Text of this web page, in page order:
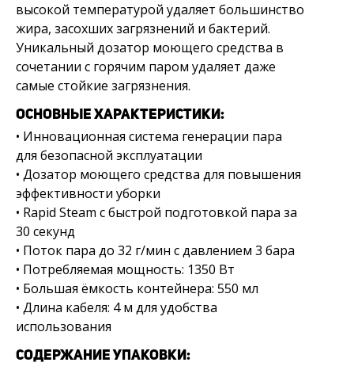
высокой температурой удаляет большинство
жира, засохших загрязнений и бактерий.
Уникальный дозатор моющего средства в
сочетании с горячим паром удаляет даже
самые стойкие загрязнения.
ОСНОВНЫЕ ХАРАКТЕРИСТИКИ:
• Инновационная система генерации пара
для безопасной эксплуатации
• Дозатор моющего средства для повышения
эффективности уборки
• Rapid Steam с быстрой подготовкой пара за
30 секунд
• Поток пара до 32 г/мин с давлением 3 бара
• Потребляемая мощность: 1350 Вт
• Большая ёмкость контейнера: 550 мл
• Длина кабеля: 4 м для удобства
использования
СОДЕРЖАНИЕ УПАКОВКИ: